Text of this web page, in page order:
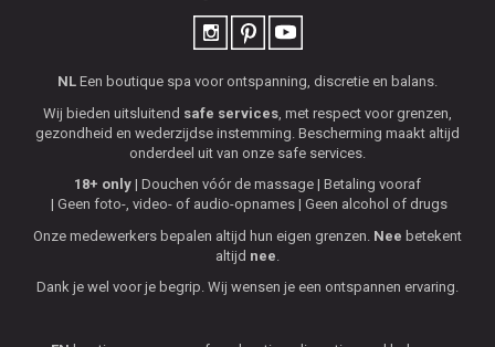
NL Een boutique spa voor ontspanning, discretie en balans.
Wij bieden uitsluitend safe services , met respect voor grenzen,
gezondheid en wederzijdse instemming. Bescherming maakt altijd
onderdeel uit van onze safe services.
18+ only Douchen vóór de massage Betaling vooraf
Geen foto-, video- of audio-opnames Geen alcohol of drugs
Onze medewerkers bepalen altijd hun eigen grenzen. Nee betekent
altijd nee
Dank je wel voor je begrip. Wij wensen je een ontspannen ervaring.